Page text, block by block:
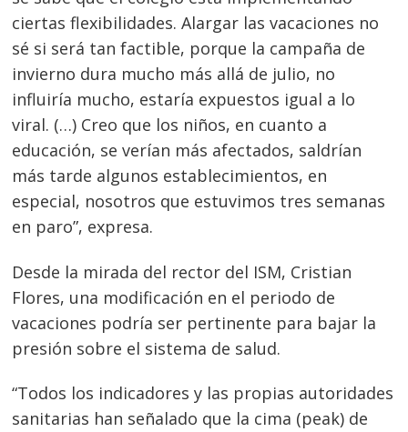
ciertas flexibilidades. Alargar las vacaciones no
sé si será tan factible, porque la campaña de
invierno dura mucho más allá de julio, no
influiría mucho, estaría expuestos igual a lo
viral. (…) Creo que los niños, en cuanto a
educación, se verían más afectados, saldrían
más tarde algunos establecimientos, en
especial, nosotros que estuvimos tres semanas
en paro”, expresa.
Desde la mirada del rector del ISM, Cristian
Flores, una modificación en el periodo de
vacaciones podría ser pertinente para bajar la
presión sobre el sistema de salud.
“Todos los indicadores y las propias autoridades
sanitarias han señalado que la cima (peak) de